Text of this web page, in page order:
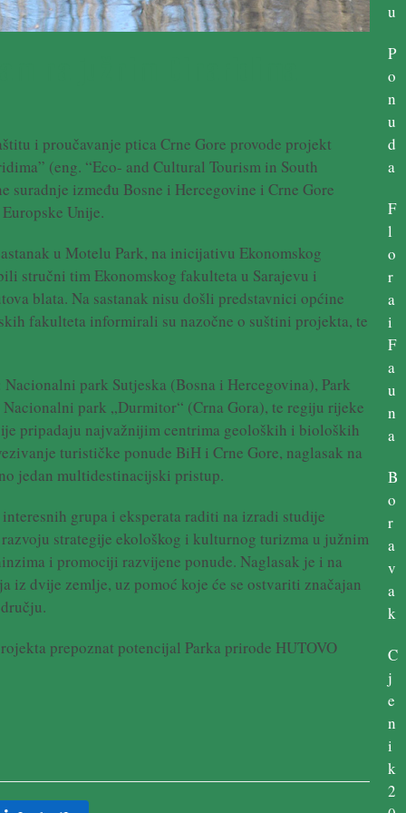
i proučavanje ptica Crne Gore provode projekt
(eng. “Eco- and Cultural Tourism in South
suradnje između Bosne i Hercegovine i Crne Gore
Unije.
u Motelu Park, na inicijativu Ekonomskog
stručni tim Ekonomskog fakulteta u Sarajevu i
blata. Na sastanak nisu došli predstavnici općine
fakulteta informirali su nazočne o suštini projekta, te
park Sutjeska (Bosna i Hercegovina), Park
park „Durmitor“ (Crna Gora), te regiju rijeke
pripadaju najvažnijim centrima geoloških i bioloških
turističke ponude BiH i Crne Gore, naglasak na
jedan multidestinacijski pristup.
grupa i eksperata raditi na izradi studije
strategije ekološkog i kulturnog turizma u južnim
i promociji razvijene ponude. Naglasak je i na
iz dvije zemlje, uz pomoć koje će se ostvariti značajan
prepoznat potencijal Parka prirode HUTOVO
u
P
o
n
u
d
a
F
l
o
r
a
i
F
a
u
n
a
B
o
r
a
v
a
k
C
j
e
n
i
k
2